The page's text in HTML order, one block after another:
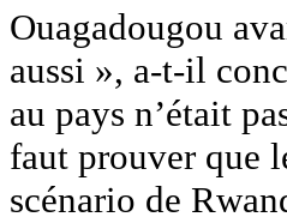
Ouagadougou
aussi », a-t-il
au pays n’était
faut prouver que
scénario de